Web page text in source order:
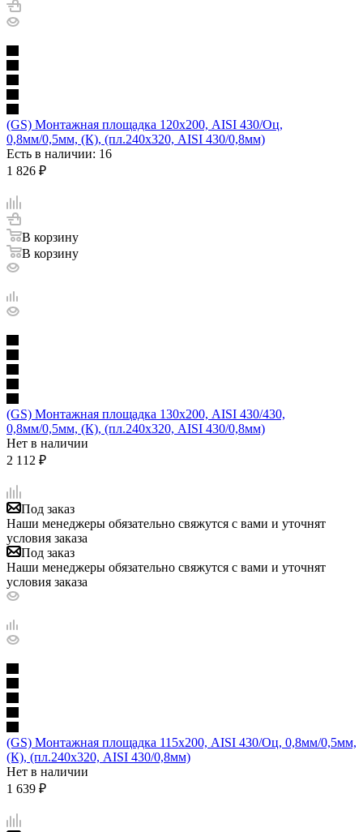
(GS) Монтажная площадка 120х200, AISI 430/Оц,
0,8мм/0,5мм, (К), (пл.240х320, AISI 430/0,8мм)
Есть в наличии: 16
1 826 ₽
В корзину
В корзину
(GS) Монтажная площадка 130х200, AISI 430/430,
0,8мм/0,5мм, (К), (пл.240х320, AISI 430/0,8мм)
Нет в наличии
2 112 ₽
Под заказ
Наши менеджеры обязательно свяжутся с вами и уточнят
условия заказа
Под заказ
Наши менеджеры обязательно свяжутся с вами и уточнят
условия заказа
(GS) Монтажная площадка 115х200, AISI 430/Оц, 0,8мм/0,5мм,
(К), (пл.240х320, AISI 430/0,8мм)
Нет в наличии
1 639 ₽